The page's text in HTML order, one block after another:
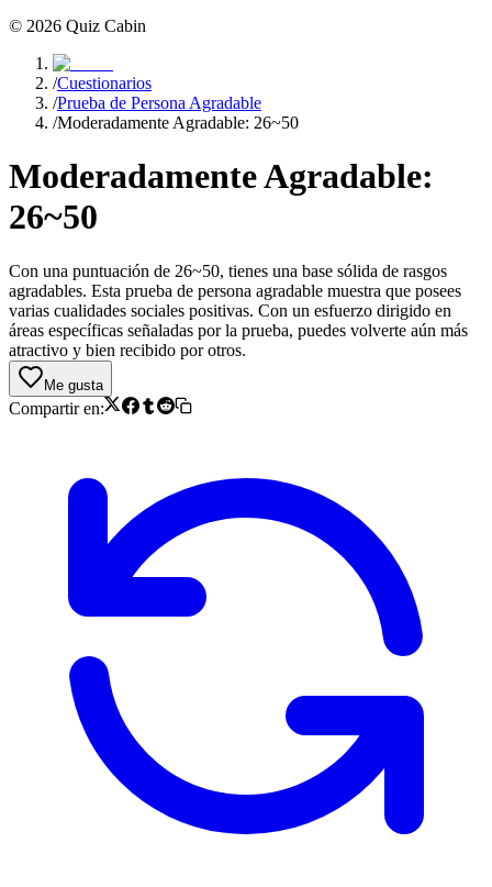
© 2026 Quiz Cabin
/Cuestionarios
/Prueba de Persona Agradable
/Moderadamente Agradable: 26~50
Moderadamente Agradable:
26~50
Con una puntuación de 26~50, tienes una base sólida de rasgos
agradables. Esta prueba de persona agradable muestra que posees
varias cualidades sociales positivas. Con un esfuerzo dirigido en
áreas específicas señaladas por la prueba, puedes volverte aún más
atractivo y bien recibido por otros.
Me gusta
Compartir en: